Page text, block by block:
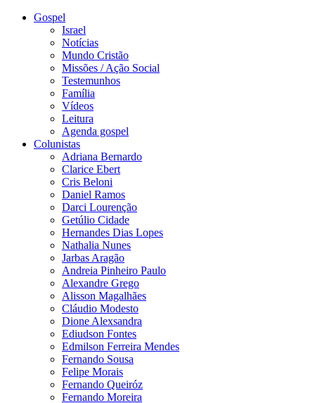
Gospel
Israel
Notícias
Mundo Cristão
Missões / Ação Social
Testemunhos
Família
Vídeos
Leitura
Agenda gospel
Colunistas
Adriana Bernardo
Clarice Ebert
Cris Beloni
Daniel Ramos
Darci Lourenção
Getúlio Cidade
Hernandes Dias Lopes
Nathalia Nunes
Jarbas Aragão
Andreia Pinheiro Paulo
Alexandre Grego
Alisson Magalhães
Cláudio Modesto
Dione Alexsandra
Ediudson Fontes
Edmilson Ferreira Mendes
Fernando Sousa
Felipe Morais
Fernando Queiróz
Fernando Moreira